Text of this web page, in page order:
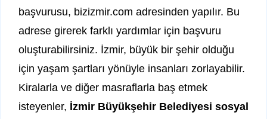
başvurusu, bizizmir.com adresinden yapılır. Bu
adrese girerek farklı yardımlar için başvuru
oluşturabilirsiniz. İzmir, büyük bir şehir olduğu
için yaşam şartları yönüyle insanları zorlayabilir.
Kiralarla ve diğer masraflarla baş etmek
isteyenler, İzmir Büyükşehir Belediyesi sosyal